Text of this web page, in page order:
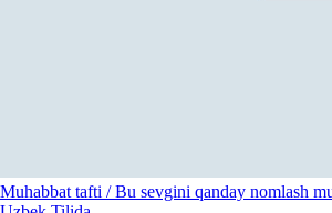
Muhabbat tafti / Bu sevgini qanday nomlash